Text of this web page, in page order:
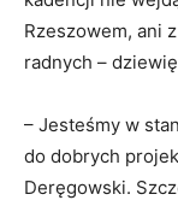
Rzeszowem, ani
radnych –
– Jesteśmy w
do dobrych
Deręgowski.